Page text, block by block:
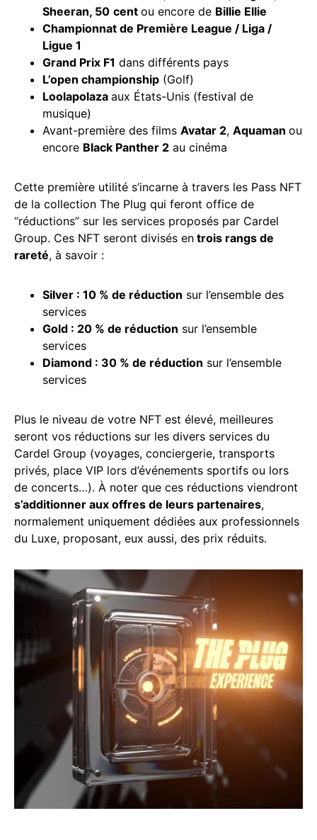
Sheeran, 50 cent ou encore de Billie Ellie
Championnat de Première League / Liga /
Ligue 1
Grand Prix F1 dans différents pays
L’open championship (Golf)
Loolapolaza aux États-Unis (festival de
musique)
Avant-première des films Avatar 2, Aquaman ou
encore Black Panther 2 au cinéma
Cette première utilité s’incarne à travers les Pass NFT
de la collection The Plug qui feront office de
“réductions” sur les services proposés par Cardel
Group. Ces NFT seront divisés en trois rangs de
rareté, à savoir :
Silver : 10 % de réduction sur l’ensemble des
services
Gold : 20 % de réduction sur l’ensemble
services
Diamond : 30 % de réduction sur l’ensemble
services
Plus le niveau de votre NFT est élevé, meilleures
seront vos réductions sur les divers services du
Cardel Group (voyages, conciergerie, transports
privés, place VIP lors d’événements sportifs ou lors
de concerts…). À noter que ces réductions viendront
s’additionner aux offres de leurs partenaires,
normalement uniquement dédiées aux professionnels
du Luxe, proposant, eux aussi, des prix réduits.